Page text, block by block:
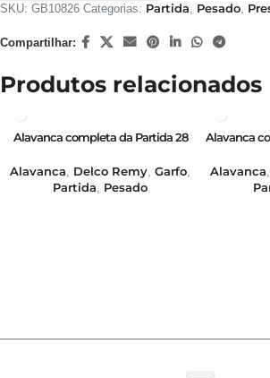
SKU: GB10826 Categorias: Partida, Pesado,
Compartilhar:
Produtos relacionados
Alavanca completa da Partida 28
Alavanca, Delco Remy, Garfo,
Partida, Pesado
Alavanca
Alavanca,